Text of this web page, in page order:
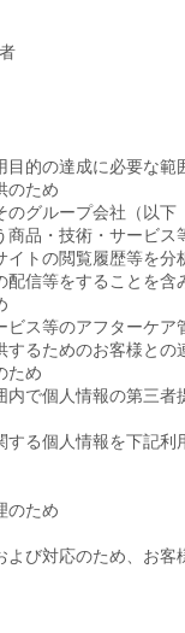
的の達成に必要な範
のため
グループ会社（以下
品・技術・サービ
トの閲覧履歴等を
信等をすることを含
ス等のアフターケア
るためのお客様との
ため
で個人情報の第三者
る個人情報を下記
のため
び対応のため、お